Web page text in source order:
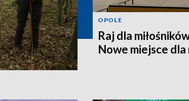
OPOLE
Raj dla
Nowe miejsce